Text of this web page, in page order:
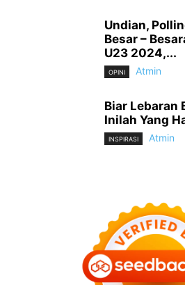
Undian,
Besar –
U23 2024,...
OPINI Atmin
Biar Lebaran
Inilah Yang
INSPIRASI Atmin